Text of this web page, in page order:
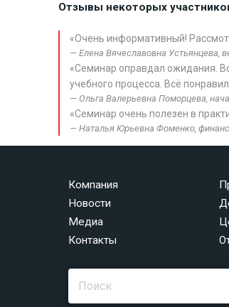
Отзывы некоторых
«Очень информативный!
Елена Вячеславовна Устьянцева,
«Семинар оправдал ожидания.
учебного процесса. Всё
Ольга Валерьевна Поморцева,
«Семинар очень полезен в
Наталья Юрьевна Фоменко,
Компания
Новости
Медиа
Контакты